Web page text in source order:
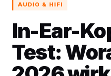
AUDIO & HIFI
In-Ear-
Test: